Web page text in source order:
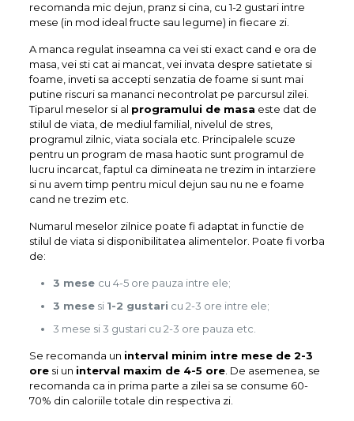
recomanda mic dejun, pranz si cina, cu 1-2 gustari intre
mese (in mod ideal fructe sau legume) in fiecare zi.
A manca regulat inseamna ca vei sti exact cand e ora de
masa, vei sti cat ai mancat, vei invata despre satietate si
foame, inveti sa accepti senzatia de foame si sunt mai
putine riscuri sa mananci necontrolat pe parcursul zilei.
Tiparul meselor si al programului de masa este dat de
stilul de viata, de mediul familial, nivelul de stres,
programul zilnic, viata sociala etc. Principalele scuze
pentru un program de masa haotic sunt programul de
lucru incarcat, faptul ca dimineata ne trezim in intarziere
si nu avem timp pentru micul dejun sau nu ne e foame
cand ne trezim etc.
Numarul meselor zilnice poate fi adaptat in functie de
stilul de viata si disponibilitatea alimentelor. Poate fi vorba
de:
3 mese cu 4-5 ore pauza intre ele;
3 mesesi 1-2 gustari cu 2-3 ore intre ele;
3 mese si 3 gustari cu 2-3 ore pauza etc.
Se recomanda un interval minim intre mese de 2-3
oresi un interval maxim de 4-5 ore. De asemenea, se
recomanda ca in prima parte a zilei sa se consume 60-
70% din caloriile totale din respectiva zi.